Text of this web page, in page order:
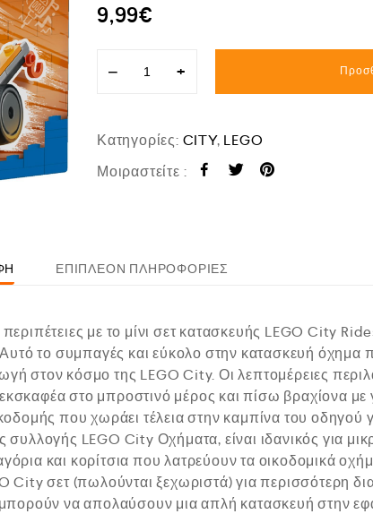
9,99€
− +
Κατηγορίες: CITY, LEGO
Μοιραστείτε :
ΕΠΙΠΛΈΟΝ ΠΛΗΡΟΦΟΡΊΕΣ
με το μίνι σετ κατασκευής LEGO City
το συμπαγές και εύκολο στην κατασκευή όχημα
στον κόσμο της LEGO City. Οι λεπτομέρειες
στο μπροστινό μέρος και πίσω βραχίονα με
που χωράει τέλεια στην καμπίνα του οδηγού
LEGO City Οχήματα, είναι ιδανικός για
και κορίτσια που λατρεύουν τα οικοδομικά
City σετ (πωλούνται ξεχωριστά) για περισσότερη
να απολαύσουν μια απλή κατασκευή στην